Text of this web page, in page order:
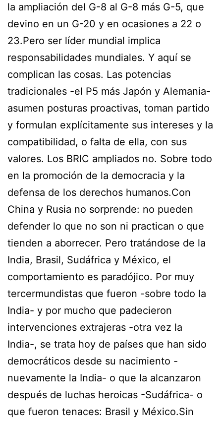
la ampliación del G-8 al G-8 más G-5, que
devino en un G-20 y en ocasiones a 22 o
23.Pero ser líder mundial implica
responsabilidades mundiales. Y aquí se
complican las cosas. Las potencias
tradicionales -el P5 más Japón y Alemania-
asumen posturas proactivas, toman partido
y formulan explícitamente sus intereses y la
compatibilidad, o falta de ella, con sus
valores. Los BRIC ampliados no. Sobre todo
en la promoción de la democracia y la
defensa de los derechos humanos.Con
China y Rusia no sorprende: no pueden
defender lo que no son ni practican o que
tienden a aborrecer. Pero tratándose de la
India, Brasil, Sudáfrica y México, el
comportamiento es paradójico. Por muy
tercermundistas que fueron -sobre todo la
India- y por mucho que padecieron
intervenciones extrajeras -otra vez la
India-, se trata hoy de países que han sido
democráticos desde su nacimiento -
nuevamente la India- o que la alcanzaron
después de luchas heroicas -Sudáfrica- o
que fueron tenaces: Brasil y México.Sin